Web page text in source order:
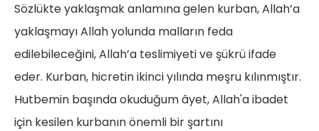
Sözlükte yaklaşmak anlamına gelen kurban, Allah’a
yaklaşmayı Allah yolunda malların feda
edilebileceğini, Allah’a teslimiyeti ve şükrü ifade
eder. Kurban, hicretin ikinci yılında meşru kılınmıştır.
Hutbemin başında okuduğum âyet, Allah'a ibadet
için kesilen kurbanın önemli bir şartını